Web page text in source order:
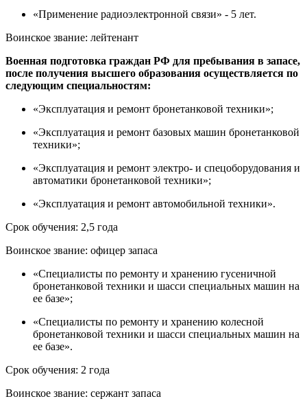
«Применение радиоэлектронной связи» - 5 лет.
Воинское звание: лейтенант
Военная подготовка граждан РФ для пребывания в запасе,
после получения высшего образования осуществляется по
следующим специальностям:
«Эксплуатация и ремонт бронетанковой техники»;
«Эксплуатация и ремонт базовых машин бронетанковой
техники»;
«Эксплуатация и ремонт электро- и спецоборудования и
автоматики бронетанковой техники»;
«Эксплуатация и ремонт автомобильной техники».
Срок обучения: 2,5 года
Воинское звание: офицер запаса
«Специалисты по ремонту и хранению гусеничной
бронетанковой техники и шасси специальных машин на
ее базе»;
«Специалисты по ремонту и хранению колесной
бронетанковой техники и шасси специальных машин на
ее базе».
Срок обучения: 2 года
Воинское звание: сержант запаса